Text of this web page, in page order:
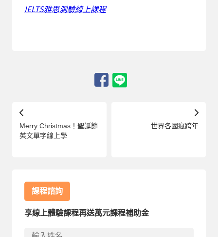
IELTS雅思測驗線上課程
Merry Christmas！聖誕節
英文單字線上學
世界各國瘋跨年
課程諮詢
享線上體驗課程再送萬元課程補助金